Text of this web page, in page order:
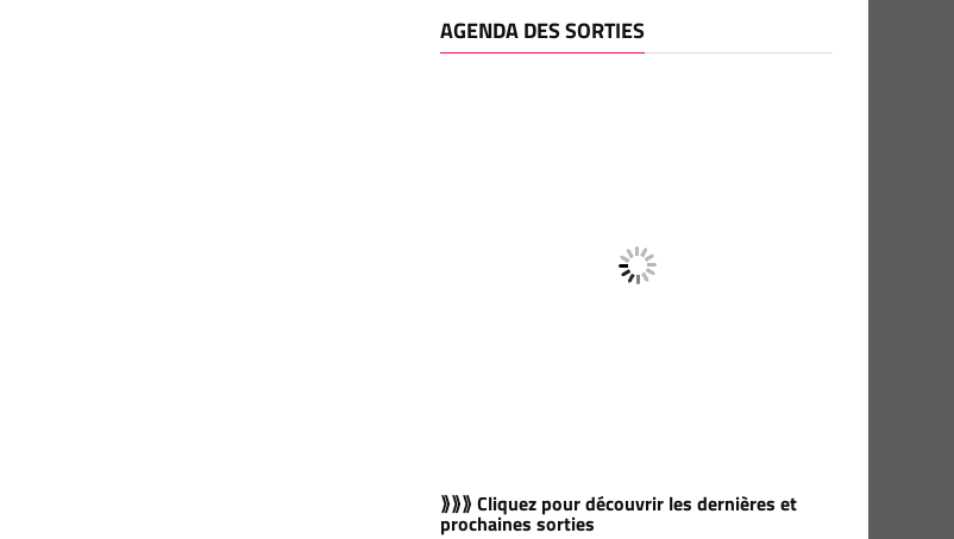
AGENDA DES SORTIES
⟫⟫⟫ Cliquez pour découvrir les dernières et
prochaines sorties